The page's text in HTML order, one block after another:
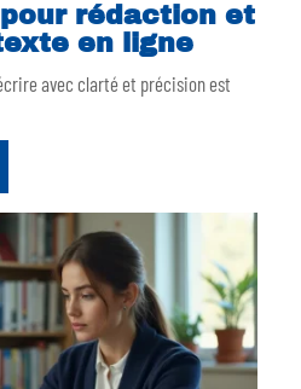
rédaction et
en ligne
avec clarté et précision est